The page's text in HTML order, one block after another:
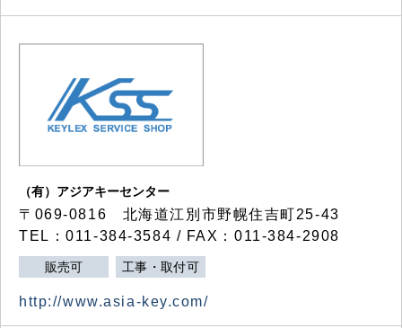
（有）アジアキーセンター
〒069-0816 北海道江別市野幌住吉町25-43
TEL：011-384-3584 / FAX：011-384-2908
販売可 工事・取付可
http://www.asia-key.com/